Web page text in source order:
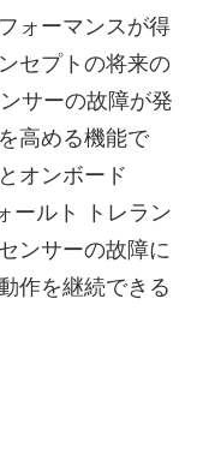
ォーマンスが得
セプトの将来の
サーの故障が発
高める機能で
オンボード
ールト トレラン
ンサーの故障に
作を継続できる